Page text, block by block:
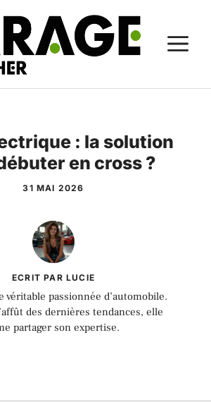
: la solution
en cross ?
31 MAI 2026
ECRIT PAR LUCIE
véritable passionnée d’automobile.
des dernières tendances, elle
partager son expertise.